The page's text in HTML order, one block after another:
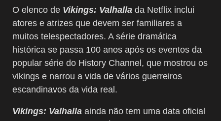
O elenco de Vikings: Valhalla da Netflix inclui
atores e atrizes que devem ser familiares a
muitos telespectadores. A série dramática
histórica se passa 100 anos após os eventos da
popular série do History Channel, que mostrou os
vikings e narrou a vida de vários guerreiros
escandinavos da vida real.
Vikings: Valhalla ainda não tem uma data oficial